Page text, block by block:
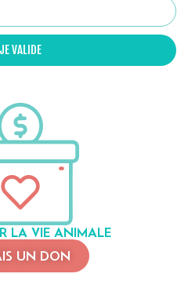
JE VALIDE
LA VIE ANIMALE
UN DON